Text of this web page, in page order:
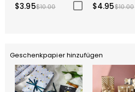
$3.95$10.00 $4.95$10.00
Geschenkpapier hinzufügen